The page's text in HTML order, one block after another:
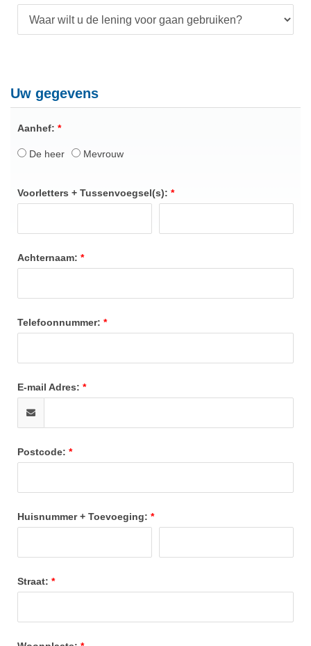
Uw gegevens
Aanhef:
De heer Mevrouw
Voorletters + Tussenvoegsel(s):
Achternaam:
Telefoonnummer:
E-mail Adres:
Postcode:
Huisnummer + Toevoeging:
Straat: